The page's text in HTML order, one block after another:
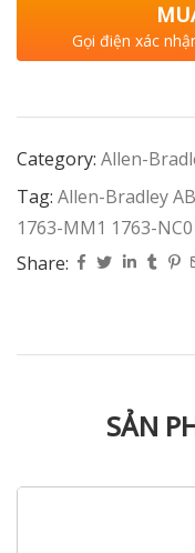
Gọi điện xác
Category: Allen-
Tag: Allen-Bradley
1763-MM1 1763-
Share:
SẢN